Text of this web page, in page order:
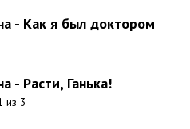
- Как я был доктором
- Расти, Ганька!
из 3